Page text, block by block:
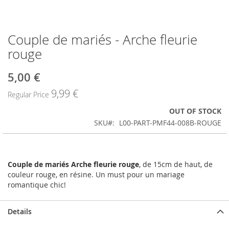
Skip
to
the
of
images
Couple de mariés - Arche fleurie
rouge
Special
5,00 €
Regular Price 9,99 €
OUT OF STOCK
SKU
L00-PART-PMF44-008B-ROUGE
Couple de mariés Arche fleurie rouge, de 15cm de haut, de
couleur rouge, en résine. Un must pour un mariage
romantique chic!
Details